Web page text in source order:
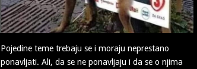
Pojedine teme trebaju se i moraju neprestano
ponavljati. Ali, da se ne ponavljaju i da se o njima